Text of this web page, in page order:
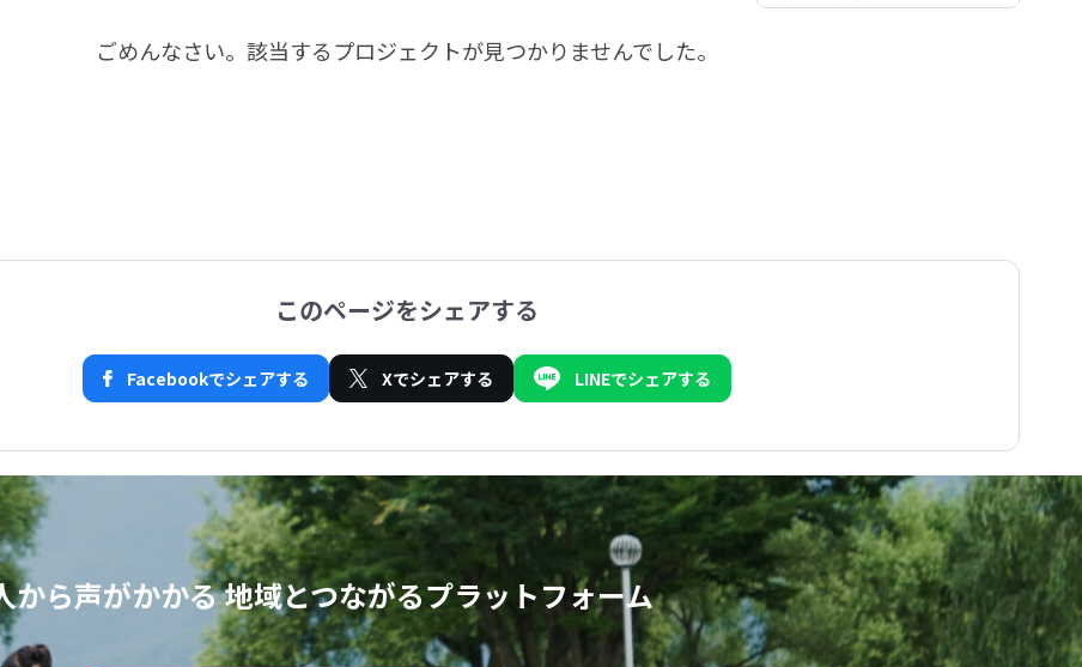
ごめんなさい。 該当するプロジェクトが見つかりませんでした。
このページをシェアする
Facebookでシェアする Xでシェアする LINEでシェアする
から声がかかる地域とつながるプラットフォーム